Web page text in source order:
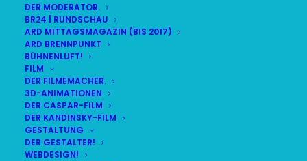
DER MODERATOR.
BR24 | RUNDSCHAU
ARD MITTAGSMAGAZIN (BIS 2017)
ARD BRENNPUNKT
BÜHNENLUFT!
FILM
DER FILMEMACHER.
3D-ANIMATIONEN
DER CASPAR-FILM
DER KANDINSKY-FILM
GESTALTUNG
DER GESTALTER!
WEBDESIGN!
911